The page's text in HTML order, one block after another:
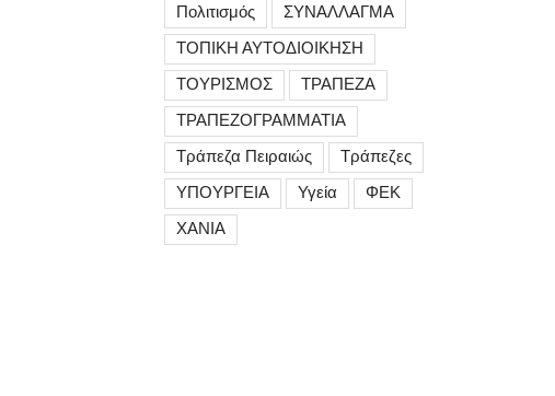
Πολιτισμός
ΣΥΝΑΛΛΑΓΜΑ
ΤΟΠΙΚΗ ΑΥΤΟΔΙΟΙΚΗΣΗ
ΤΟΥΡΙΣΜΟΣ
ΤΡΑΠΕΖΑ
ΤΡΑΠΕΖΟΓΡΑΜΜΑΤΙΑ
Τράπεζα Πειραιώς
Τράπεζες
ΥΠΟΥΡΓΕΙΑ
Υγεία
ΦΕΚ
ΧΑΝΙΑ